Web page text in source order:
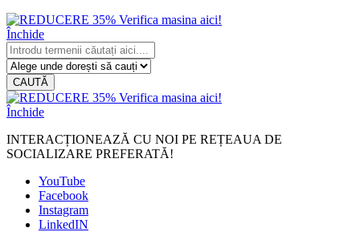
Închide
CAUTĂ
Închide
INTERACȚIONEAZĂ CU NOI PE REȚEAUA DE
SOCIALIZARE PREFERATĂ!
YouTube
Facebook
Instagram
LinkedIN